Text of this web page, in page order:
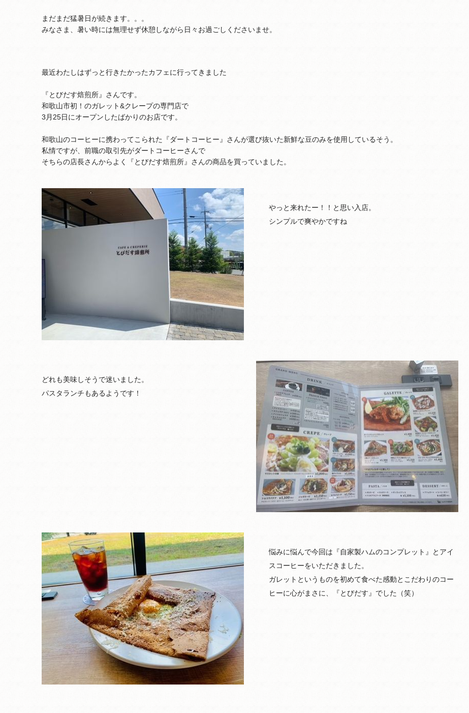
まだまだ猛暑日が続きます。。。
みなさま、暑い時には無理せず休憩しながら日々お過ごしくださいませ。
最近わたしはずっと行きたかったカフェに行ってきました
『とびだす焙煎所』さんです。
和歌山市初！のガレット&クレープの専門店で
3月25日にオープンしたばかりのお店です。
和歌山のコーヒーに携わってこられた『ダートコーヒー』さんが選び抜いた新鮮な豆のみを使用しているそう。
私情ですが、前職の取引先がダートコーヒーさんで
そちらの店長さんからよく『とびだす焙煎所』さんの商品を買っていました。
やっと来れたー！！と思い入店。
シンプルで爽やかですね
どれも美味しそうで迷いました。
パスタランチもあるようです！
悩みに悩んで今回は『自家製ハムのコンプレット』とアイ
スコーヒーをいただきました。
ガレットというものを初めて食べた感動とこだわりのコー
ヒーに心がまさに、『とびだす』でした（笑）